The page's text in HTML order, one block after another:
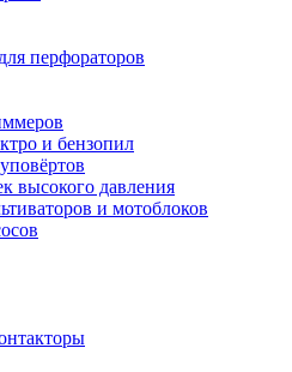
перфораторов
и бензопил
высокого давления
и мотоблоков